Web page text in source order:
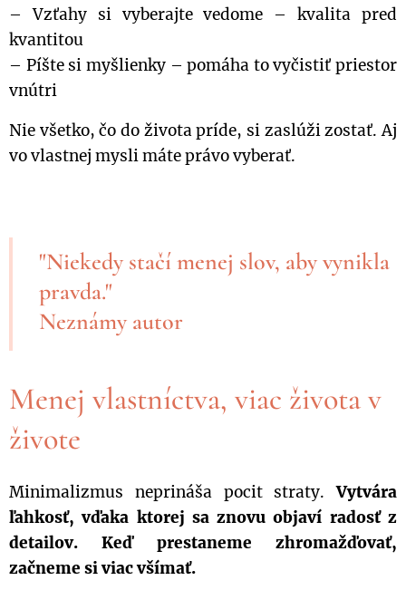
– Vzťahy si vyberajte vedome – kvalita pred
kvantitou
– Píšte si myšlienky – pomáha to vyčistiť priestor
vnútri
Nie všetko, čo do života príde, si zaslúži zostať. Aj
vo vlastnej mysli máte právo vyberať.
"Niekedy stačí menej slov, aby vynikla
pravda."
Neznámy autor
Menej vlastníctva, viac života v
živote
Minimalizmus neprináša pocit straty.Vytvára
ľahkosť, vďaka ktorej sa znovu objaví radosť z
detailov. Keď prestaneme zhromažďovať,
začneme si viac všímať.